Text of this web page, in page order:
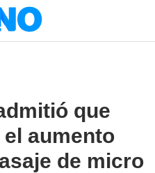
que
aumento
de micro